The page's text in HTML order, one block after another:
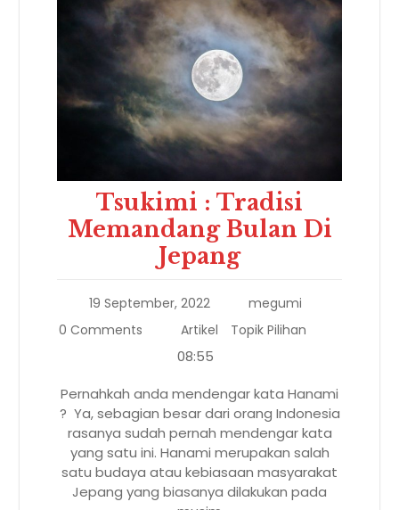
Tsukimi : Tradisi
Memandang Bulan Di
Jepang
19 September, 2022
megumi
0 Comments
Artikel Topik Pilihan
08:55
Pernahkah anda mendengar kata Hanami
? Ya, sebagian besar dari orang Indonesia
rasanya sudah pernah mendengar kata
yang satu ini. Hanami merupakan salah
satu budaya atau kebiasaan masyarakat
Jepang yang biasanya dilakukan pada